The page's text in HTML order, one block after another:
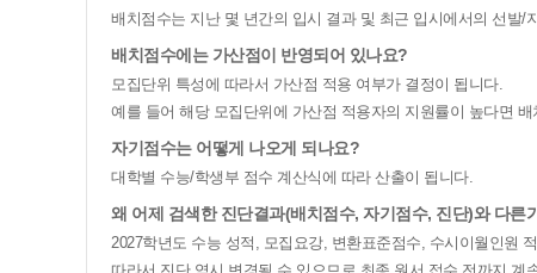
배치점수는 지난 몇 년간의 입시 결과 및 최근 입시에서의 선발/
배치점수에는 가산점이 반영되어 있나요?
모집단위 특성에 따라서 가산점 적용 여부가 결정이 됩니다.
예를 들어 해당 모집단위에 가산점 적용자의 지원률이 높다면
자기점수는 어떻게 나오게 되나요?
대학별 수능/학생부 점수 계산식에 따라 산출이 됩니다.
왜 어제 검색한 진단결과(배치점수, 자기점수, 진단)와 다른
2027학년도 수능 성적, 모집요강, 변환표준점수, 수시이월인원